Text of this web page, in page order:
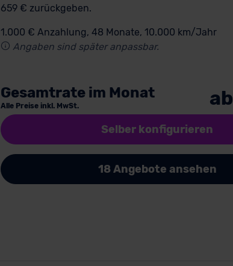
659 € zurückgeben.
1.000 € Anzahlung, 48 Monate, 10.000 km/Jahr
Angaben sind später anpassbar.
Gesamtrate im Monat
Alle Preise inkl. MwSt. ab
Selber konfigurieren
18 Angebote ansehen